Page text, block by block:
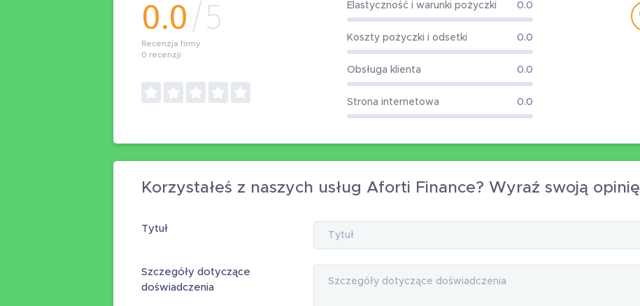
0.0/5
Recenzja firmy
0 recenzji
Elastyczność i warunki pożyczki 0.0
Koszty pożyczki i odsetki 0.0
Obsługa klienta 0.0
Strona internetowa 0.0
Korzystałeś z naszych usług Aforti Finance? Wyraź swoją opinię
Tytuł
Szczegóły dotyczące
doświadczenia